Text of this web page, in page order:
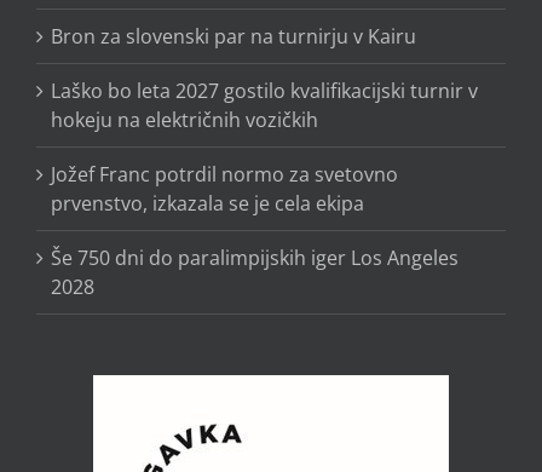
Bron za slovenski par na turnirju v Kairu
Laško bo leta 2027 gostilo kvalifikacijski turnir v
hokeju na električnih vozičkih
Jožef Franc potrdil normo za svetovno
prvenstvo, izkazala se je cela ekipa
Še 750 dni do paralimpijskih iger Los Angeles
2028